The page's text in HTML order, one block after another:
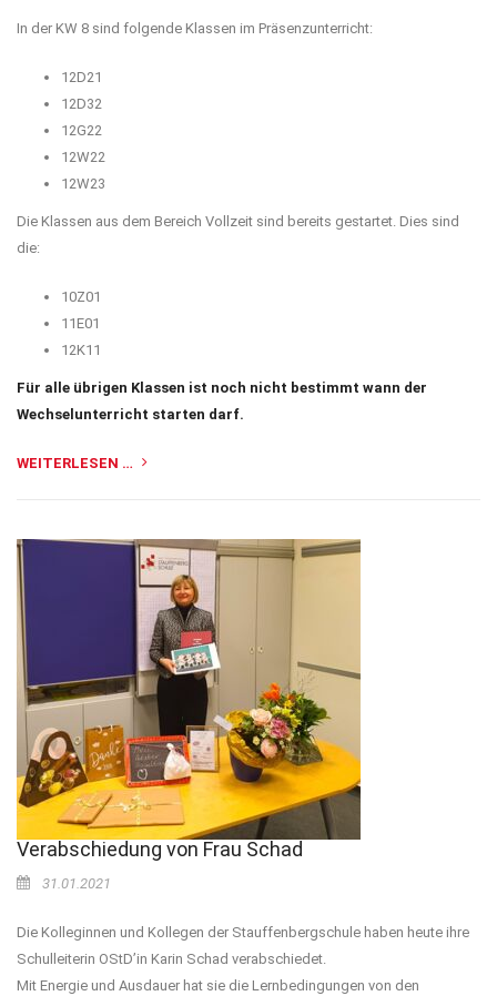
In der KW 8 sind folgende Klassen im Präsenzunterricht:
12D21
12D32
12G22
12W22
12W23
Die Klassen aus dem Bereich Vollzeit sind bereits gestartet. Dies sind
die:
10Z01
11E01
12K11
Für alle übrigen Klassen ist noch nicht bestimmt wann der
Wechselunterricht starten darf.
WEITERLESEN …
Verabschiedung von Frau Schad
31.01.2021
Die Kolleginnen und Kollegen der Stauffenbergschule haben heute ihre
Schulleiterin OStD’in Karin Schad verabschiedet.
Mit Energie und Ausdauer hat sie die Lernbedingungen von den